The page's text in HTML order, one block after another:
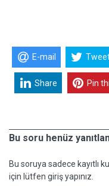
E-mail
Share Pin
Bu soru henüz
Bu soruya sadece kayıtlı
için lütfen giriş yapınız.